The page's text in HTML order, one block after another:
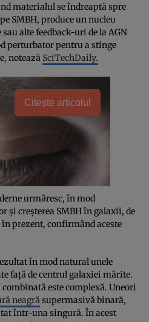
materialul se îndreaptă spre
SMBH, produce un nucleu
alte feedback-uri de la AGN
perturbator pentru a stinge
notează SciTechDaily.
Citește articolul
urmăresc, în mod
și creșterea SMBH în galaxii, de
prezent, confirmând aceste
în mod natural unele
față de centrul galaxiei mărite.
este complexă. Uneori
neagrăsupermasivă binară,
într-una singură. În acest